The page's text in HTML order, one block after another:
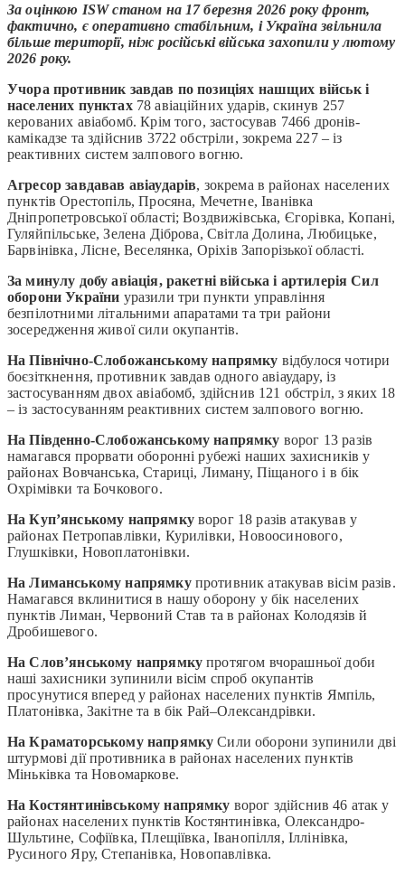
За оцінкою ISW станом на 17 березня 2026 року фронт,
фактично, є оперативно стабільним, і Україна звільнила
більше території, ніж російські війська захопили у лютому
2026 року.
Учора противник завдав по позиціях нашщих військ і
населених пунктах 78 авіаційних ударів, скинув 257
керованих авіабомб. Крім того, застосував 7466 дронів-
камікадзе та здійснив 3722 обстріли, зокрема 227 – із
реактивних систем залпового вогню.
Агресор завдавав авіаударів, зокрема в районах населених
пунктів Орестопіль, Просяна, Мечетне, Іванівка
Дніпропетровської області; Воздвижівська, Єгорівка, Копані,
Гуляйпільське, Зелена Діброва, Світла Долина, Любицьке,
Барвінівка, Лісне, Веселянка, Оріхів Запорізької області.
За минулу добу авіація, ракетні війська і артилерія Сил
оборони України уразили три пункти управління
безпілотними літальними апаратами та три райони
зосередження живої сили окупантів.
На Північно-Слобожанському напрямку відбулося чотири
боєзіткнення, противник завдав одного авіаудару, із
застосуванням двох авіабомб, здійснив 121 обстріл, з яких 18
– із застосуванням реактивних систем залпового вогню.
На Південно-Слобожанському напрямку ворог 13 разів
намагався прорвати оборонні рубежі наших захисників у
районах Вовчанська, Стариці, Лиману, Піщаного і в бік
Охрімівки та Бочкового.
На Куп’янському напрямкуворог 18 разів атакував у
районах Петропавлівки, Курилівки, Новоосинового,
Глушківки, Новоплатонівки.
На Лиманському напрямкупротивник атакував вісім разів.
Намагався вклинитися в нашу оборону у бік населених
пунктів Лиман, Червоний Став та в районах Колодязів й
Дробишевого.
На Слов’янському напрямкупротягом вчорашньої доби
наші захисники зупинили вісім спроб окупантів
просунутися вперед у районах населених пунктів Ямпіль,
Платонівка, Закітне та в бік Рай–Олександрівки.
На Краматорському напрямкуСили оборони зупинили дві
штурмові дії противника в районах населених пунктів
Міньківка та Новомаркове.
На Костянтинівському напрямку ворог здійснив 46 атак у
районах населених пунктів Костянтинівка, Олександро-
Шультине, Софіївка, Плещіївка, Іванопілля, Іллінівка,
Русиного Яру, Степанівка, Новопавлівка.